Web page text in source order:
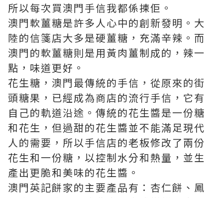
所以每次買澳門手信我都係揀佢。
澳門軟薑糖是許多人心中的創新發明。大
陸的信箋店大多是硬薑糖，充滿辛辣。而
澳門的軟薑糖則是用黃肉薑制成的，辣一
點，味道更好。
花生糖，澳門最傳統的手信，從原來的街
頭糖果，已經成為商店的流行手信，它有
自己的軌道沿途。傳統的花生醬是一份糖
和花生，但過甜的花生醬並不能滿足現代
人的需要，所以手信店的老板修改了兩份
花生和一份糖，以控制水分和熱量，並生
產出更脆和美味的花生醬。
澳門英記餅家的主要產品有：杏仁餅、鳳